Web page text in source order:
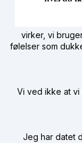
virker, vi
følelser som
Vi ved ikke at
Jeg har datet